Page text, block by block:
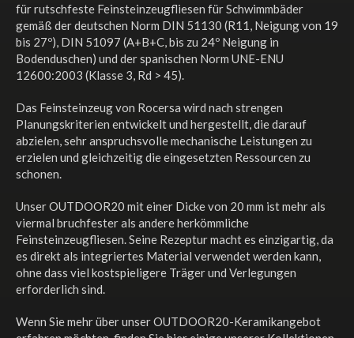
für rutschfeste Feinsteinzeugfliesen für Schwimmbäder
gemäß der deutschen Norm DIN 51130 (R11, Neigung von 19
bis 27º), DIN 51097 (A+B+C, bis zu 24º Neigung in
Bodenduschen) und der spanischen Norm UNE-ENU
12600:2003 (Klasse 3, Rd > 45).
Das Feinsteinzeug von Rocersa wird nach strengen
Planungskriterien entwickelt und hergestellt, die darauf
abzielen, sehr anspruchsvolle mechanische Leistungen zu
erzielen und gleichzeitig die eingesetzten Ressourcen zu
schonen.
Unser OUTDOOR20 mit einer Dicke von 20 mm ist mehr als
viermal bruchfester als andere herkömmliche
Feinsteinzeugfliesen. Seine Rezeptur macht es einzigartig, da
es direkt als integriertes Material verwendet werden kann,
ohne dass viel kostspieligere Träger und Verlegungen
erforderlich sind.
Wenn Sie mehr über unser OUTDOOR20-Keramikangebot